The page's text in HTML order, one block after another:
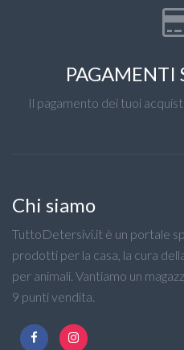
PAGAMENTI
Il pagamento dei tuoi
Chi siamo
TuttoDetersivi.it è un portale
prodotti per la casa, la cura
per animali. Vantiamo un
9 punti vendita.